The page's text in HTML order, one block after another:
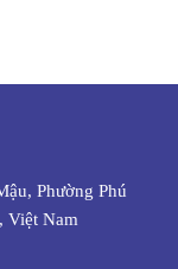
Phường Phú
Việt Nam